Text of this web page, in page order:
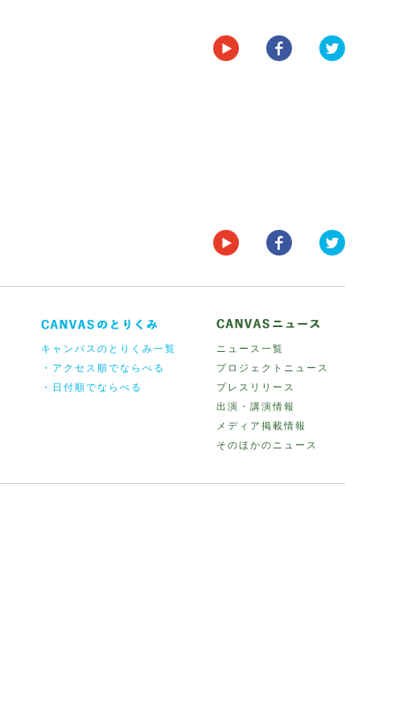
キャンバスのとりくみ一覧
・アクセス順でならべる
・日付順でならべる
ニュース一覧
プロジェクトニュース
プレスリリース
出演・講演情報
メディア掲載情報
そのほかのニュース